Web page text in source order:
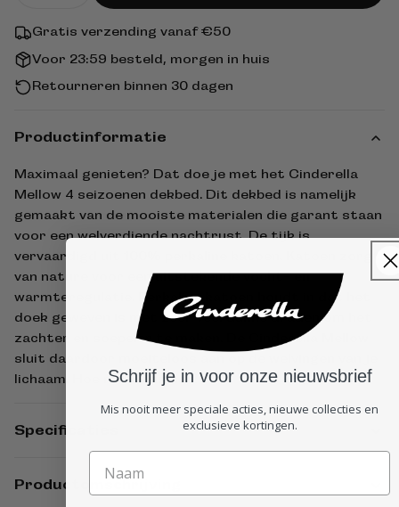
Gratis verzending vanaf €50
Voor 23:59 besteld, morgen in huis
Retourneren binnen 30 dagen
Productinformatie
Maximaal genieten? Dat doe je met het Cinderella
Mellow 4 seizoenen dekbed. Dit dekbed is namelijk
gemaakt van de mooiste materialen die garant staan
voor een welverdiende nachtrust. De tijk is
vervaardigd uit 100% perkaline katoen. Katoen zorgt
van nature voor een uitstekende vocht- en
warmteregulatie. Perkaline katoen houdt in dat het
doek geweven is met zeer veel dunne draden om het
zachter en soepeler te maken. De Cinderella Mellow
sluit daardoor moeiteloos aan op de welvingen van je
lichaam. Hoe mellow is dat!
Specificaties
Productomschrijving
Schrijf je in voor onze nieuwsbrief
Mis nooit meer speciale acties, nieuwe collecties en
exclusieve kortingen.